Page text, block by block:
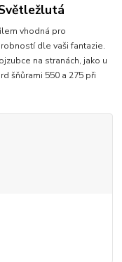
vhodná pro
dle vaši fantazie.
na stranách, jako u
šňůrami 550 a 275 při